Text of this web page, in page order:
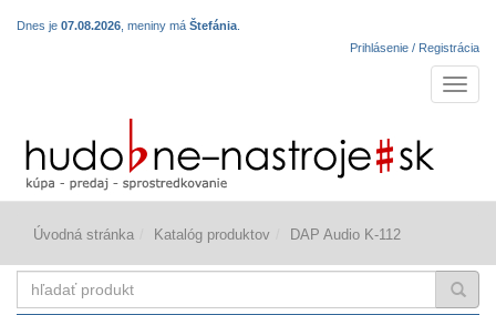
Dnes je 07.08.2026 , meniny má Štefánia
Prihlásenie / Registrácia
Úvodná stránka Katalóg produktov DAP Audio K-112
produkt